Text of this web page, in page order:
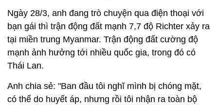
Ngày 28/3, anh đang trò chuyện qua điện thoại với
bạn gái thì trận động đất mạnh 7,7 độ Richter xảy ra
tại miền trung Myanmar. Trận động đất cường độ
mạnh ảnh hưởng tới nhiều quốc gia, trong đó có
Thái Lan.
Anh chia sẻ: "Ban đầu tôi nghĩ mình bị chóng mặt,
có thể do huyết áp, nhưng rồi tôi nhận ra toàn bộ